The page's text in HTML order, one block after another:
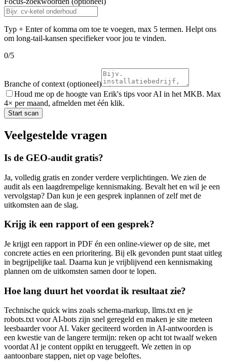
Typ + Enter of komma om toe te voegen, max 5 termen. Helpt ons
om long-tail-kansen specifieker voor jou te vinden.
0/5
Branche of context (optioneel)
Houd me op de hoogte van Erik's tips voor AI in het MKB. Max
4× per maand, afmelden met één klik.
Start scan
Veelgestelde vragen
Is de GEO-audit gratis?
Ja, volledig gratis en zonder verdere verplichtingen. We zien de
audit als een laagdrempelige kennismaking. Bevalt het en wil je een
vervolgstap? Dan kun je een gesprek inplannen of zelf met de
uitkomsten aan de slag.
Krijg ik een rapport of een gesprek?
Je krijgt een rapport in PDF én een online-viewer op de site, met
concrete acties en een prioritering. Bij elk gevonden punt staat uitleg
in begrijpelijke taal. Daarna kun je vrijblijvend een kennismaking
plannen om de uitkomsten samen door te lopen.
Hoe lang duurt het voordat ik resultaat zie?
Technische quick wins zoals schema-markup, llms.txt en je
robots.txt voor AI-bots zijn snel geregeld en maken je site meteen
leesbaarder voor AI. Vaker geciteerd worden in AI-antwoorden is
een kwestie van de langere termijn: reken op acht tot twaalf weken
voordat AI je content oppikt en teruggeeft. We zetten in op
aantoonbare stappen, niet op vage beloftes.